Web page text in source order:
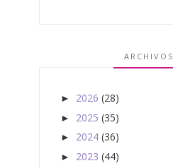
ARCHIVOS
► 2026 (28)
► 2025 (35)
► 2024 (36)
► 2023 (44)